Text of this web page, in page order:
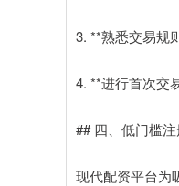
3. **熟悉交易规
4. **进行首次交
## 四、低门槛
现代配资平台为